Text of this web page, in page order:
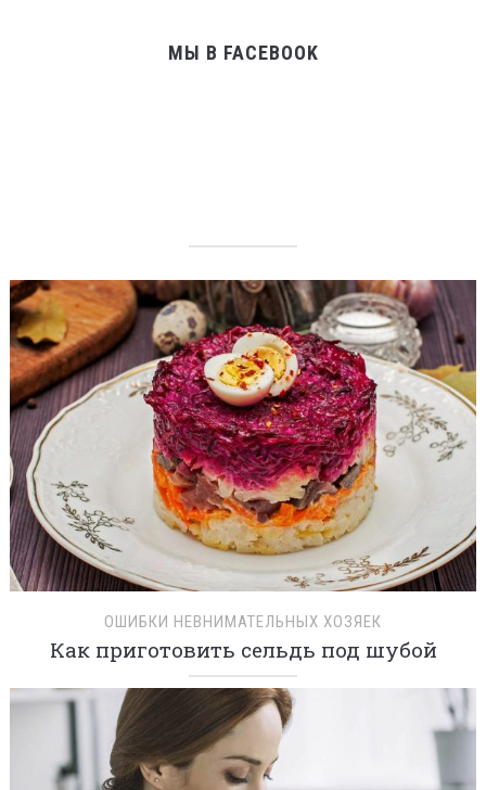
МЫ В FACEBOOK
ОШИБКИ НЕВНИМАТЕЛЬНЫХ ХОЗЯЕК
Как приготовить сельдь под шубой